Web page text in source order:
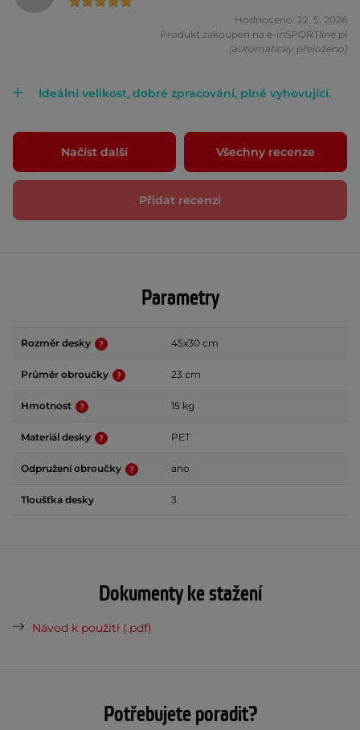
Hodnoceno: 22. 5. 2026
Produkt zakoupen na e-inSPORTline.pl
(automaticky přeloženo)
Ideální velikost, dobré zpracování, plně vyhovující.
Načíst další Všechny recenze
Přidat recenzi
Parametry
Rozměr desky 45x30 cm
Průměr obroučky 23 cm
Hmotnost 15 kg
Materiál desky PET
Odpružení obroučky ano
Tloušťka desky 3
Dokumenty ke stažení
Návod k použití (.pdf)
Potřebujete poradit?